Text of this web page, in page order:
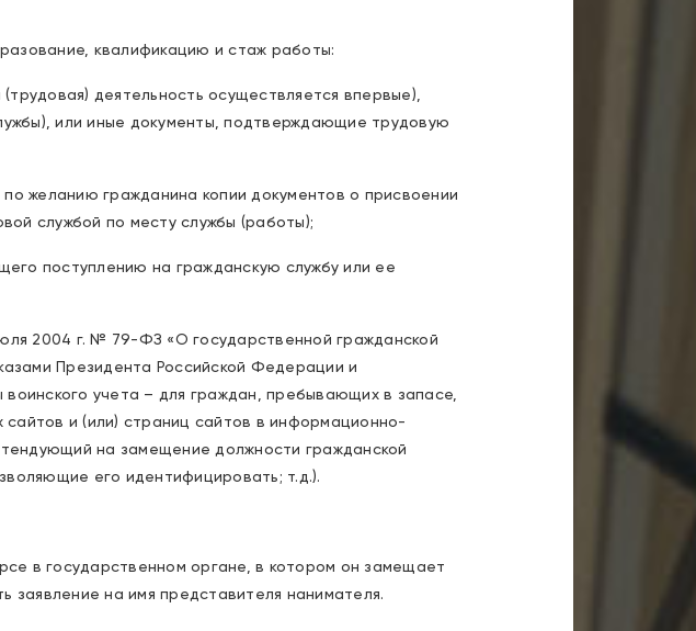
квалификацию и стаж работы:
деятельность осуществляется впервые),
или иные документы, подтверждающие трудовую
желанию гражданина копии документов о присвоении
службой по месту службы (работы);
поступлению на гражданскую службу или ее
2004 г. № 79-ФЗ «О государственной гражданской
Президента Российской Федерации и
учета – для граждан, пребывающих в запасе,
и (или) страниц сайтов в информационно-
на замещение должности гражданской
его идентифицировать; т.д.).
в государственном органе, в котором он замещает
заявление на имя представителя нанимателя.